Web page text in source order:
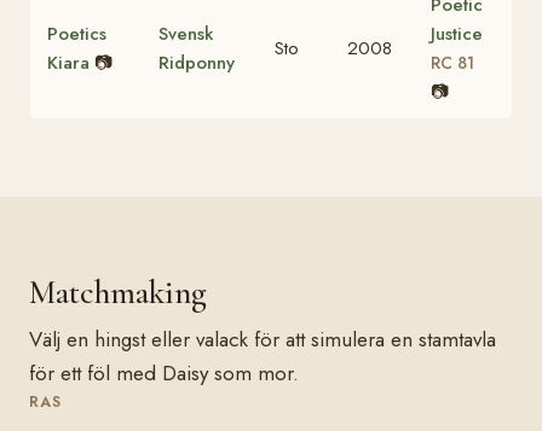
Poetics
Kiara 📷
Svensk
Ridponny
Sto 2008
Justice
RC 81
📷
Matchmaking
Välj en hingst eller valack för att simulera en stamtavla
för ett föl med Daisy som mor.
RAS